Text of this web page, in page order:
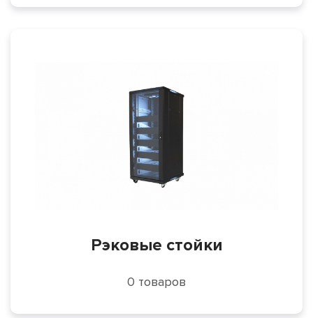
Рэковые стойки
0 товаров